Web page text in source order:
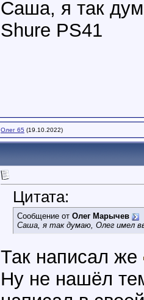
Саша, я так
Shure PS41
Олег 65 (19.10.2022)
Цитата:
Сообщение от Олег Марычев
Саша, я так думаю, Олег имел
Так написал же
Ну не нашёл